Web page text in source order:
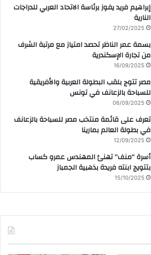
إبراهيم فريد يفوز برئاسة الاتحاد العربي للدراجات
النارية
27/02/2025
بسمة عمر الناظر تحصد امتياز مع مرتبة الشرف
من تجارة الإسكندرية
16/09/2025
مصر تتوج بلقب البطولة العربية والأفريقية
للسباحة بالزعانف في تونس
06/09/2025
تعرف على قائمة منتخب مصر للسباحة بالزعانف
في بطولة العالم بمارينا
12/09/2025
أسرة “منف” تهنئ المهندس عمرو كساب
بتتويج ابنته فريدة بذهبية الجمباز
15/10/2025